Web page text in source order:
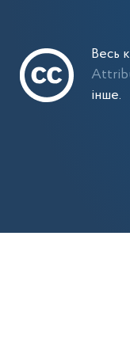
Весь
інше.